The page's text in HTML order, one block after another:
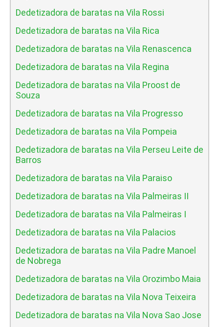
Dedetizadora de baratas na Vila Rossi
Dedetizadora de baratas na Vila Rica
Dedetizadora de baratas na Vila Renascenca
Dedetizadora de baratas na Vila Regina
Dedetizadora de baratas na Vila Proost de
Souza
Dedetizadora de baratas na Vila Progresso
Dedetizadora de baratas na Vila Pompeia
Dedetizadora de baratas na Vila Perseu Leite de
Barros
Dedetizadora de baratas na Vila Paraiso
Dedetizadora de baratas na Vila Palmeiras II
Dedetizadora de baratas na Vila Palmeiras I
Dedetizadora de baratas na Vila Palacios
Dedetizadora de baratas na Vila Padre Manoel
de Nobrega
Dedetizadora de baratas na Vila Orozimbo Maia
Dedetizadora de baratas na Vila Nova Teixeira
Dedetizadora de baratas na Vila Nova Sao Jose